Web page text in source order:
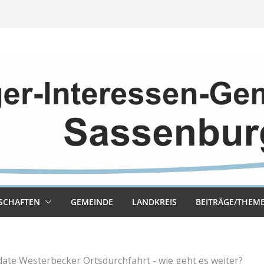
GEMEINDE LAND­KREIS BEITRÄGE/
Westerbecker Ortsdurchfahrt - wie geht es weiter?